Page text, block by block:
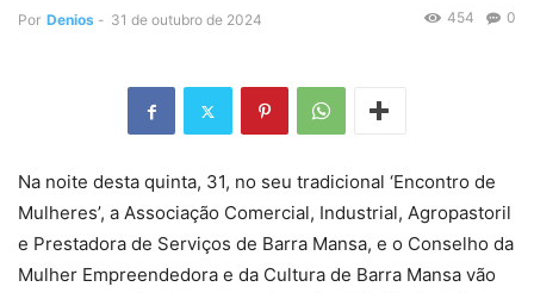
Por Denios - 31 de outubro de 2024 0
454
Na noite desta quinta, 31, no seu tradicional ‘Encontro de
Mulheres’, a Associação Comercial, Industrial, Agropastoril
e Prestadora de Serviços de Barra Mansa, e o Conselho da
Mulher Empreendedora e da Cultura de Barra Mansa vão